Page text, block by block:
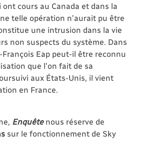
cours au Canada et dans la
telle opération n’aurait pu être
une intrusion dans la vie
non suspects du système. Dans
Eap peut-il être reconnu
que l’on fait de sa
aux États-Unis, il vient
en France.
Enquête nous réserve de
sur le fonctionnement de Sky